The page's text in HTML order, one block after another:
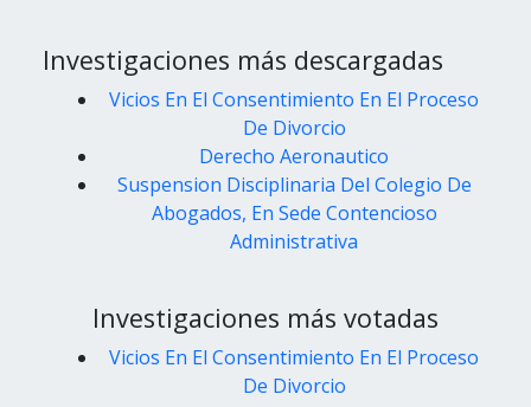
Investigaciones más descargadas
Vicios En El Consentimiento En El Proceso
De Divorcio
Derecho Aeronautico
Suspension Disciplinaria Del Colegio De
Abogados, En Sede Contencioso
Administrativa
Investigaciones más votadas
Vicios En El Consentimiento En El Proceso
De Divorcio